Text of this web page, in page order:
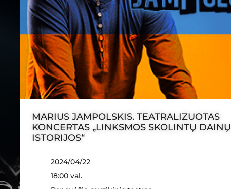
MARIUS JAMPOLSKIS. TEATRALIZUOTAS
KONCERTAS „LINKSMOS SKOLINTŲ DAINŲ
ISTORIJOS“
2024/04/22
18:00 val.